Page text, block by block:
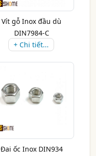
Vít gỗ Inox đầu dù
DIN7984-C
+ Chi tiết...
Đai ốc Inox DIN934